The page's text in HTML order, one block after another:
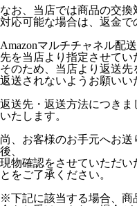
なお、当店では商品の交換
対応可能な場合は、返金で
Amazonマルチチャネル配
先を当店より指定させてい
そのため、当店より返送
返送されないようお願いい
返送先・返送方法につき
いたします。
尚、お客様のお手元へお
後、
現物確認をさせていただい
とをご了承ください。
※下記に該当する場合、商